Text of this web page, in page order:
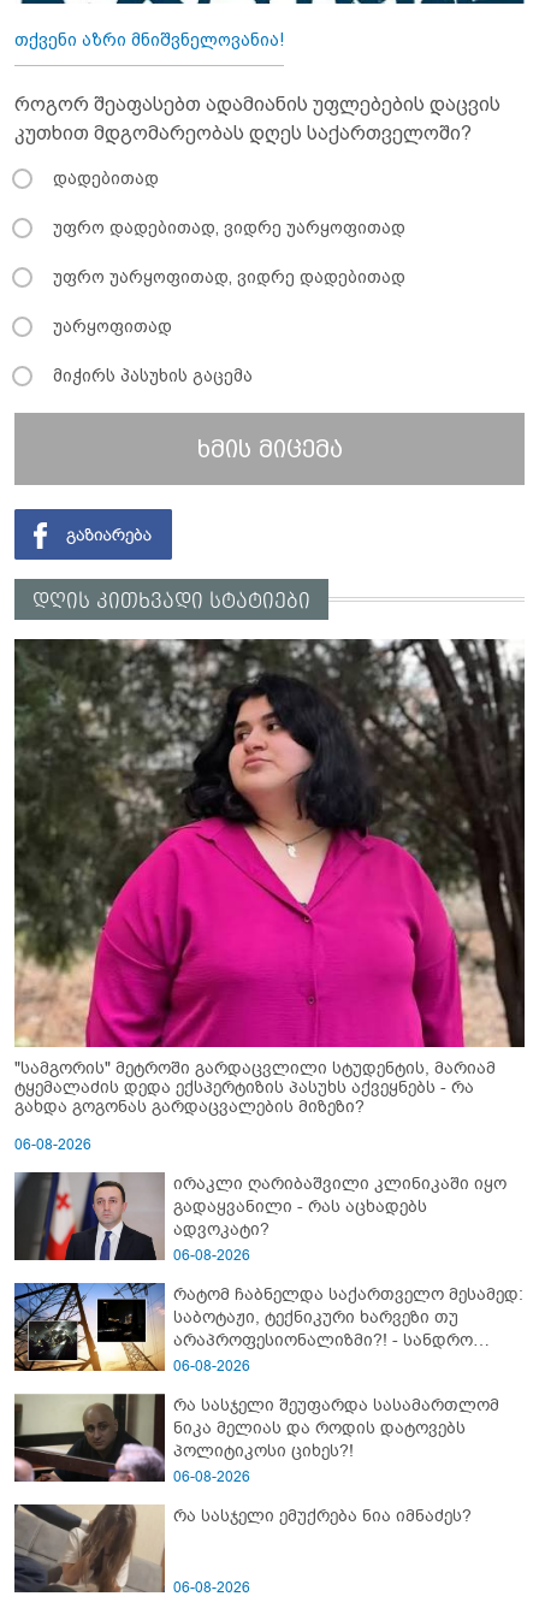
თქვენი აზრი მნიშვნელოვანია!
როგორ შეაფასებთ ადამიანის უფლებების დაცვის
კუთხით მდგომარეობას დღეს საქართველოში?
დადებითად
უფრო დადებითად, ვიდრე უარყოფითად
უფრო უარყოფითად, ვიდრე დადებითად
უარყოფითად
მიჭირს პასუხის გაცემა
ხმის მიცემა
დღის კითხვადი სტატიები
"სამგორის" მეტროში გარდაცვლილი სტუდენტის, მარიამ
ტყემალაძის დედა ექსპერტიზის პასუხს აქვეყნებს - რა
გახდა გოგონას გარდაცვალების მიზეზი?
06-08-2026
ირაკლი ღარიბაშვილი კლინიკაში იყო
გადაყვანილი - რას აცხადებს
ადვოკატი?
06-08-2026
რატომ ჩაბნელდა საქართველო მესამედ:
საბოტაჟი, ტექნიკური ხარვეზი თუ
არაპროფესიონალიზმი?! - სანდრო
თვალჭრელიძის ანალიზი
06-08-2026
რა სასჯელი შეუფარდა სასამართლომ
ნიკა მელიას და როდის დატოვებს
პოლიტიკოსი ციხეს?!
06-08-2026
რა სასჯელი ემუქრება ნია იმნაძეს?
06-08-2026